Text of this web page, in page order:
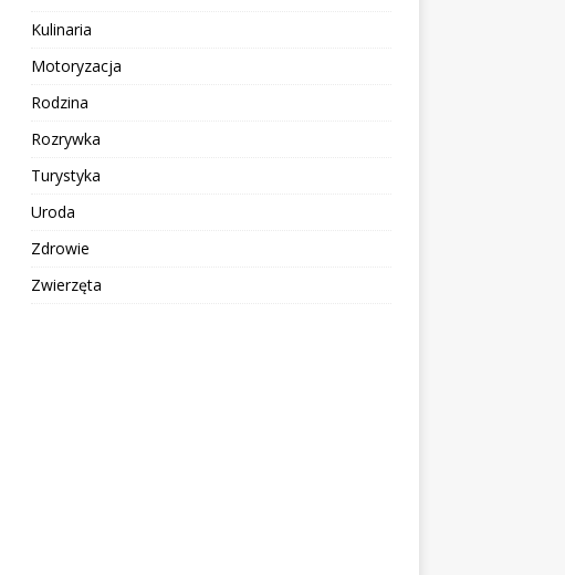
Kulinaria
Motoryzacja
Rodzina
Rozrywka
Turystyka
Uroda
Zdrowie
Zwierzęta